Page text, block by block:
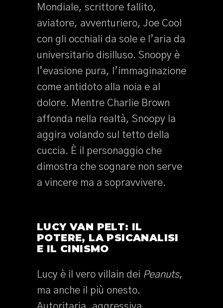
Mondiale, scrittore fallito,
aviatore, avventuriero, Joe Cool
con gli occhiali da sole e l’aria da
universitario disilluso. Snoopy è
l’evasione pura, l’immaginazione
come antidoto alla noia e al
dolore. Mentre Charlie Brown
affonda nella realtà, Snoopy la
aggira volando sul tetto della
cuccia. È il personaggio che
dimostra che sognare non serve
a vincere ma a sopravvivere.
LUCY VAN PELT: IL
POTERE, LA PSICANALISI
E IL CINISMO
Lucy è il vero villain dei Peanuts,
ma anche il più onesto.